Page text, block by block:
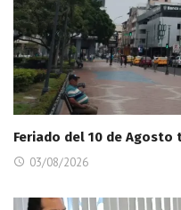
Feriado del 10 de
03/08/2026